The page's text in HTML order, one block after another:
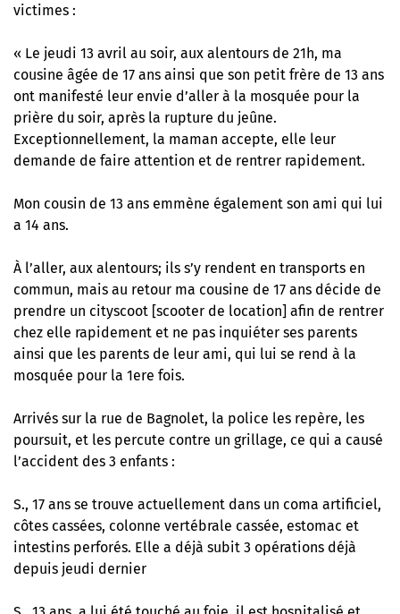
victimes :
« Le jeudi 13 avril au soir, aux alentours de 21h, ma
cousine âgée de 17 ans ainsi que son petit frère de 13 ans
ont manifesté leur envie d’aller à la mosquée pour la
prière du soir, après la rupture du jeûne.
Exceptionnellement, la maman accepte, elle leur
demande de faire attention et de rentrer rapidement.
Mon cousin de 13 ans emmène également son ami qui lui
a 14 ans.
À l’aller, aux alentours; ils s’y rendent en transports en
commun, mais au retour ma cousine de 17 ans décide de
prendre un cityscoot [scooter de location] afin de rentrer
chez elle rapidement et ne pas inquiéter ses parents
ainsi que les parents de leur ami, qui lui se rend à la
mosquée pour la 1ere fois.
Arrivés sur la rue de Bagnolet, la police les repère, les
poursuit, et les percute contre un grillage, ce qui a causé
l’accident des 3 enfants :
S., 17 ans se trouve actuellement dans un coma artificiel,
côtes cassées, colonne vertébrale cassée, estomac et
intestins perforés. Elle a déjà subit 3 opérations déjà
depuis jeudi dernier